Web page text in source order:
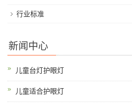
行业标准
新闻中心
儿童台灯护眼灯
儿童适合护眼灯